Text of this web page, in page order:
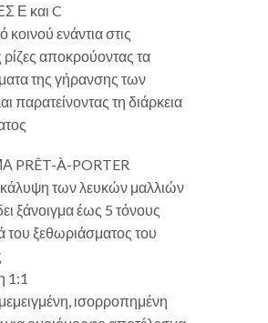
Ε και C
ενάντια στις
ρίζες αποκρούοντας τα
της γήρανσης των
παρατείνοντας τη διάρκεια
PRÊT-À-PORTER
των λευκών μαλλιών
ξάνοιγμα έως 5 τόνους
του ξεθωριάσματος του
1:1
ισορροπημένη